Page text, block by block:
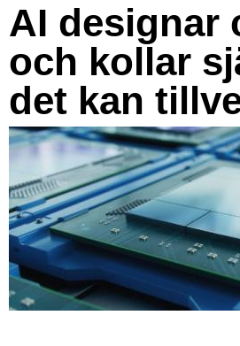
AI designar
och kollar
det kan